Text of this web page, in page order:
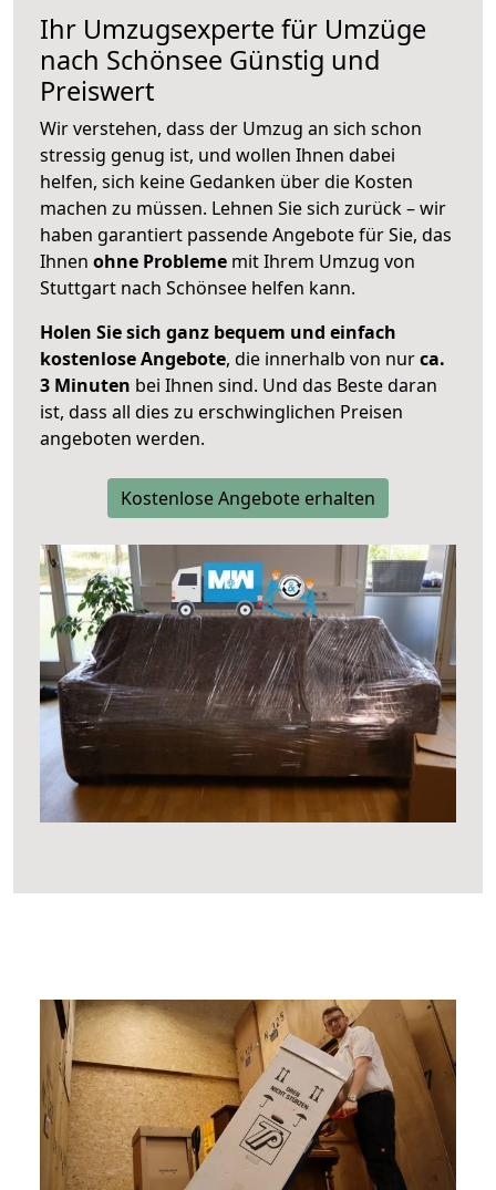
Ihr Umzugsexperte für Umzüge
nach Schönsee Günstig und
Preiswert
Wir verstehen, dass der Umzug an sich schon
stressig genug ist, und wollen Ihnen dabei
helfen, sich keine Gedanken über die Kosten
machen zu müssen. Lehnen Sie sich zurück – wir
haben garantiert passende Angebote für Sie, das
Ihnen ohne Probleme mit Ihrem Umzug von
Stuttgart nach Schönsee helfen kann.
Holen Sie sich ganz bequem und einfach
kostenlose Angebote, die innerhalb von nurca.
3 Minuten bei Ihnen sind. Und das Beste daran
ist, dass all dies zu erschwinglichen Preisen
angeboten werden.
Kostenlose Angebote erhalten